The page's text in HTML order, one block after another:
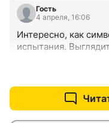
Гость
4 апреля, 16:06
Интересно, как
испытания.